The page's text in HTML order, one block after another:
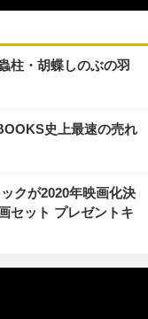
柱・胡蝶しのぶの羽
史上最速の売れ
クが2020年映画化決
セット プレゼントキ